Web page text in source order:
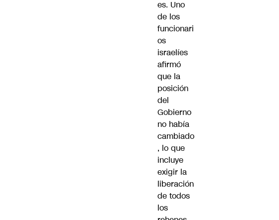
es. Uno
de los
funcionari
os
israelíes
afirmó
que la
posición
del
Gobierno
no había
cambiado
, lo que
incluye
exigir la
liberación
de todos
los